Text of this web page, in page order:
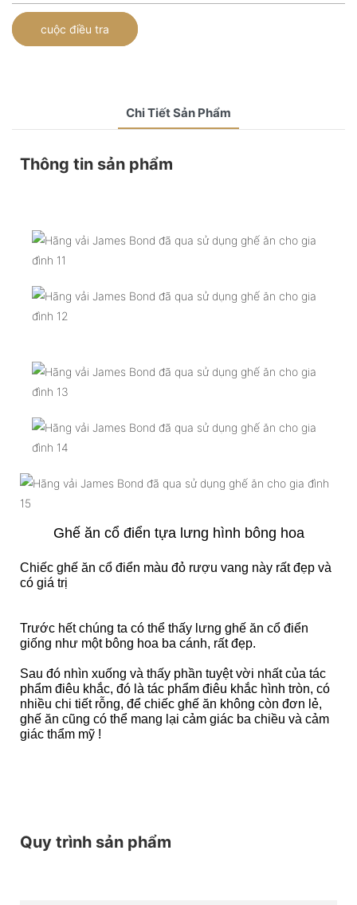
cuộc điều tra
Chi Tiết Sản Phẩm
Thông tin sản phẩm
Ghế ăn cổ điển tựa lưng hình bông hoa
Chiếc ghế ăn cổ điển màu đỏ rượu vang này rất đẹp và
có giá trị
Trước hết chúng ta có thể thấy lưng ghế ăn cổ điển
giống như một bông hoa ba cánh, rất đẹp.
Sau đó nhìn xuống và thấy phần tuyệt vời nhất của tác
phẩm điêu khắc, đó là tác phẩm điêu khắc hình tròn, có
nhiều chi tiết rỗng, để chiếc ghế ăn không còn đơn lẻ,
ghế ăn cũng có thể mang lại cảm giác ba chiều và cảm
giác thẩm mỹ !
Quy trình sản phẩm